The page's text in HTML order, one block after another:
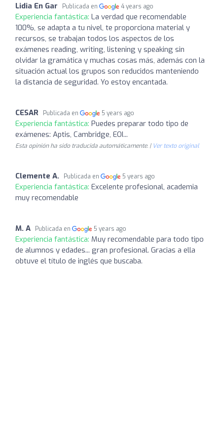
Lidia En Gar Publicada en 4 years ago
Experiencia fantástica: La verdad que recomendable
100%, se adapta a tu nivel, te proporciona material y
recursos, se trabajan todos los aspectos de los
exámenes reading, writing, listening y speaking sin
olvidar la gramática y muchas cosas más, además con la
situación actual los grupos son reducidos manteniendo
la distancia de seguridad. Yo estoy encantada.
CESAR Publicada en 5 years ago
Experiencia fantástica: Puedes preparar todo tipo de
exámenes: Aptis, Cambridge, EOI...
Esta opinión ha sido traducida automáticamente. | Ver texto original
Clemente A. Publicada en 5 years ago
Experiencia fantástica: Excelente profesional, academia
muy recomendable
M. A Publicada en 5 years ago
Experiencia fantástica: Muy recomendable para todo tipo
de alumnos y edades... gran profesional. Gracias a ella
obtuve el título de inglés que buscaba.